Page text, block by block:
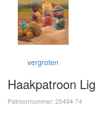
vergroten
Haakpatroon
Patroonnummer: 25494-74